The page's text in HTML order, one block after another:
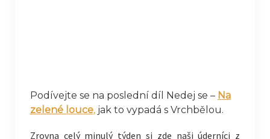
Podívejte se na poslední díl Nedej se – Na
zelené louce, jak to vypadá s Vrchbělou.
Zrovna celý minulý týden si zde naši úderníci z